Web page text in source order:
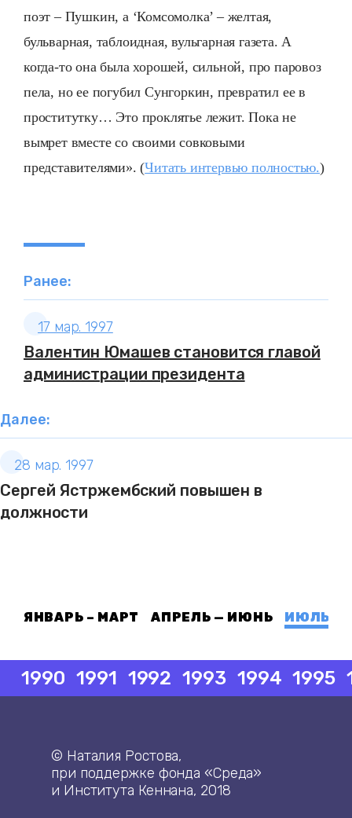
поэт – Пушкин, а ‘Комсомолка’ – желтая,
бульварная, таблоидная, вульгарная газета. А
когда-то она была хорошей, сильной, про паровоз
пела, но ее погубил Сунгоркин, превратил ее в
проститутку… Это проклятье лежит. Пока не
вымрет вместе со своими совковыми
представителями». (Читать интервью полностью.)
Ранее:
17 мар. 1997
Валентин Юмашев становится главой
администрации президента
Далее:
28 мар. 1997
Сергей Ястржембский повышен в
должности
ЯНВАРЬ – МАРТ АПРЕЛЬ — ИЮНЬ ИЮЛЬ —
1990 1991 1992 1993 1994 1995
© Наталия Ростова,
при поддержке фонда «Среда»
и Института Кеннана, 2018